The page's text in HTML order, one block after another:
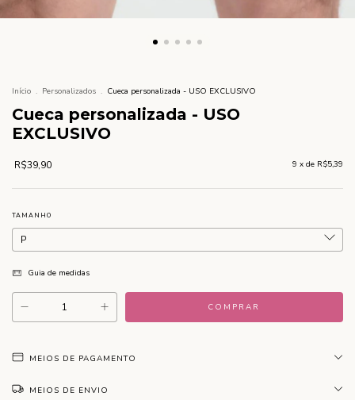
Início . Personalizados . Cueca personalizada - USO EXCLUSIVO
Cueca personalizada - USO
EXCLUSIVO
R$39,90 9 x de R$5,39
TAMANHO
Guia de medidas
MEIOS DE PAGAMENTO
MEIOS DE ENVIO